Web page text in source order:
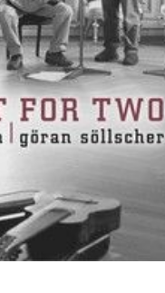
在
相
簿
中
啟
第
1
張